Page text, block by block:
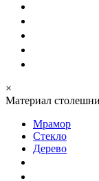
×
Материал
Мрамор
Стекло
Дерево